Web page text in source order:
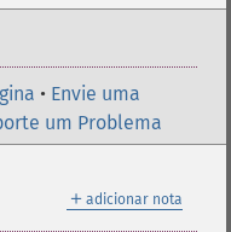
• Envie uma
um Problema
＋ adicionar nota